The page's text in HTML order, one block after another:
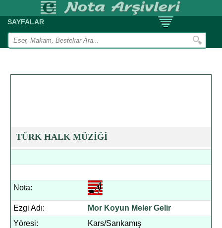
SAYFALAR
TÜRK HALK MÜZİĞİ
Nota:
Ezgi Adı:
Mor Koyun Meler Gelir
Yöresi:
Kars/Sarıkamış